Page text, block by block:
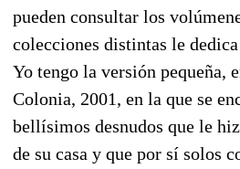
pueden consultar los
colecciones distintas le
Yo tengo la versión pequeña,
Colonia, 2001, en la que se
bellísimos desnudos que le
de su casa y que por sí solos